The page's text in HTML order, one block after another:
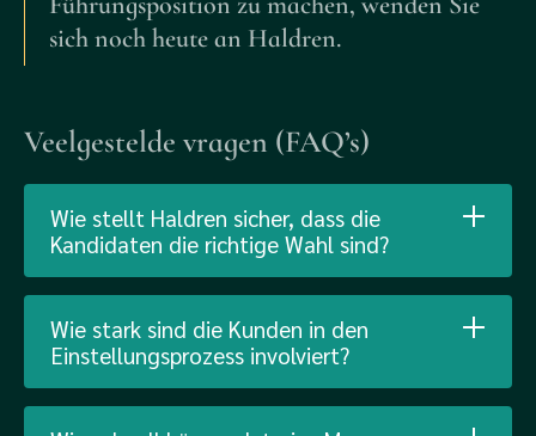
sich noch heute an Haldren.
Veelgestelde vragen (FAQ’s)
Wie stellt Haldren sicher, dass die
Kandidaten die richtige Wahl sind?
Wie stark sind die Kunden in den
Einstellungsprozess involviert?